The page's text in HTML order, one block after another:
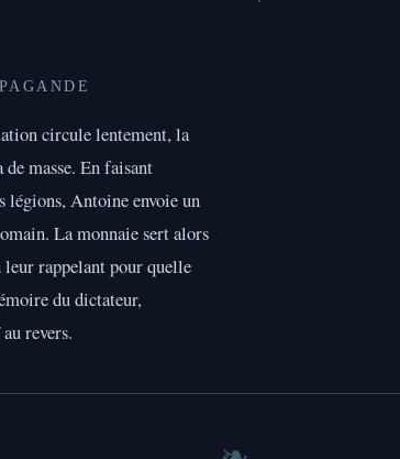
circule lentement, la
masse. En faisant
légions, Antoine envoie un
La monnaie sert alors
leur rappelant pour quelle
du dictateur,
au revers.